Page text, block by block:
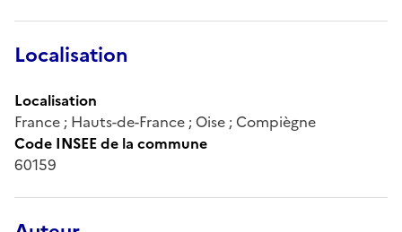
Localisation
Localisation
France ; Hauts-de-France ; Oise ; Compiègne
Code INSEE de la commune
60159